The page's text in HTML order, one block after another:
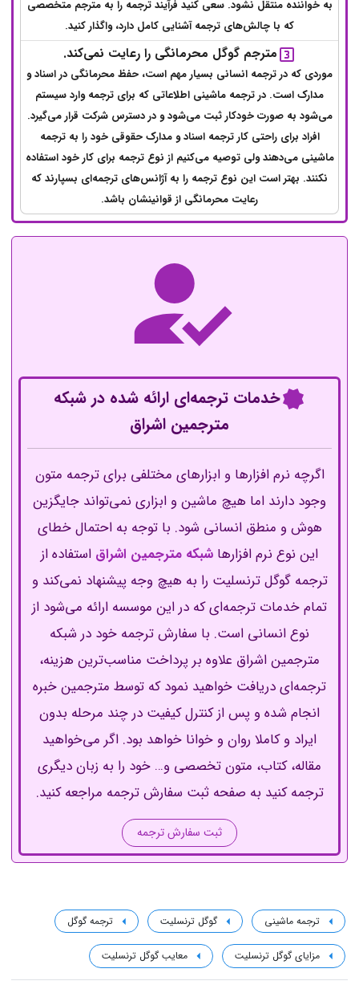
به خواننده منتقل نشود. سعی کنید فرآیند ترجمه را به مترجم متخصصی
که با چالش‌های ترجمه آشنایی کامل دارد، واگذار کنید.
مترجم گوگل محرمانگی را رعایت نمی‌کند.
موردی که در ترجمه انسانی بسیار مهم است، حفظ محرمانگی در اسناد و
مدارک است. در ترجمه ماشینی اطلاعاتی که برای ترجمه وارد سیستم
می‌شود به صورت خودکار ثبت می‌شود و در دسترس شرکت قرار می‌گیرد.
افراد برای راحتی کار ترجمه اسناد و مدارک حقوقی خود را به ترجمه
ماشینی می‌دهند ولی توصیه می‌کنیم از نوع ترجمه برای کار خود استفاده
نکنند. بهتر است این نوع ترجمه را به آژانس‌های ترجمه‌ای بسپارند که
رعایت محرمانگی از قوانینشان باشد.
خدمات ترجمه‌ای ارائه شده در شبکه
مترجمین اشراق
اگرچه نرم افزارها و ابزارهای مختلفی برای ترجمه متون
وجود دارند اما هیچ ماشین و ابزاری نمی‌تواند جایگزین
هوش و منطق انسانی شود. با توجه به احتمال خطای
این نوع نرم افزارها شبکه مترجمین اشراق استفاده از
ترجمه‌ گوگل ترنسلیت را به هیچ وجه پیشنهاد نمی‌کند و
تمام خدمات ترجمه‌ای که در این موسسه ارائه می‌شود از
نوع انسانی است. با سفارش ترجمه خود در شبکه
مترجمین اشراق علاوه بر پرداخت مناسب‌ترین هزینه،
ترجمه‌ای دریافت خواهید نمود که توسط مترجمین خبره
انجام شده و پس از کنترل کیفیت در چند مرحله بدون
ایراد و کاملا روان و خوانا خواهد بود. اگر می‌خواهید
مقاله، کتاب، متون تخصصی و… خود را به زبان دیگری
ترجمه کنید به صفحه ثبت سفارش ترجمه مراجعه کنید.
ثبت سفارش ترجمه
ترجمه ماشینی گوگل ترنسلیت ترجمه گوگل
مزایای گوگل ترنسلیت معایب گوگل ترنسلیت